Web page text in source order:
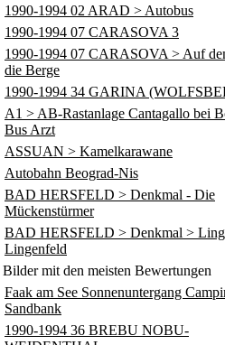
1990-1994 02 ARAD > Autobus
1990-1994 07 CARASOVA 3
1990-1994 07 CARASOVA > Auf
die Berge
1990-1994 34 GARINA
A1 > AB-Rastanlage Cantagallo bei
Bus Arzt
ASSUAN > Kamelkarawane
Autobahn Beograd-Nis
BAD HERSFELD > Denkmal - Die
Mückenstürmer
BAD HERSFELD > Denkmal >
Lingenfeld
Bilder mit den meisten Bewertungen
Faak am See Sonnenuntergang
Sandbank
1990-1994 36 BREBU NOBU-